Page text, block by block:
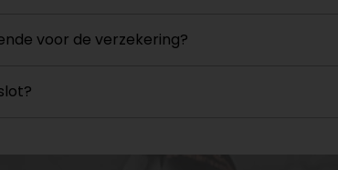
voor de verzekering?